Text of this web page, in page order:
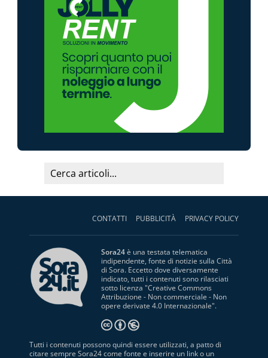
CONTATTI PUBBLICITÀ PRIVACY POLICY
Sora24è una testata telematica
indipendente, fonte di notizie sulla Città
di Sora. Eccetto dove diversamente
indicato, tutti i contenuti sono rilasciati
sotto licenza "Creative Commons
Attribuzione - Non commerciale - Non
opere derivate 4.0 Internazionale".
Tutti i contenuti possono quindi essere utilizzati, a patto di
citare sempre Sora24 come fonte e inserire un link o un